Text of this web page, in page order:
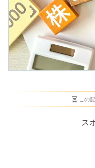
この
ス